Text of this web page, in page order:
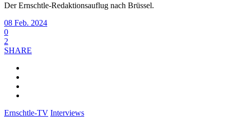
Der Ernschtle-Redaktionsauflug nach Brüssel.
08 Feb. 2024
0
2
SHARE
Ernschtle-TV Interviews